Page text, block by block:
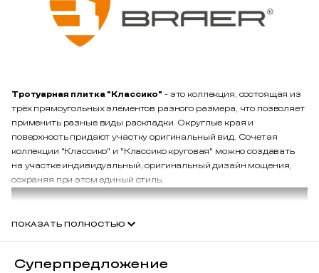
Тротуарная плитка "Классико" - это коллекция, состоящая из
трёх прямоугольных элементов разного размера, что позволяет
применить разные виды раскладки. Округлые края и
поверхность придают участку оригинальный вид. Сочетая
коллекции "Классико" и "Классико круговая" можно создавать
на участке индивидуальный, оригинальный дизайн мощения,
сохраняя при этом единый стиль.
ПОКАЗАТЬ ПОЛНОСТЬЮ
Суперпредложение